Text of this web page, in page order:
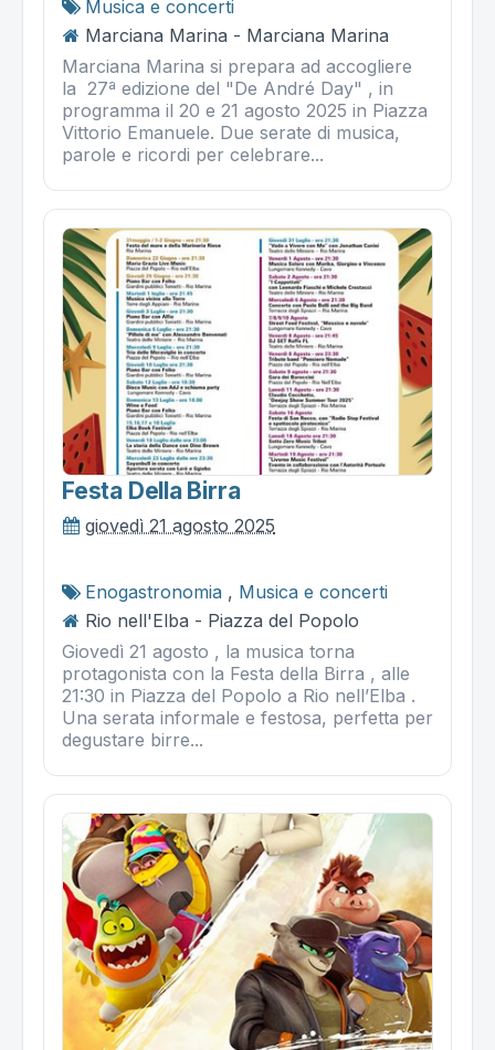
Musica e concerti
Marciana Marina - Marciana Marina
Marciana Marina si prepara ad accogliere
la 27ª edizione del "De André Day" , in
programma il 20 e 21 agosto 2025 in Piazza
Vittorio Emanuele. Due serate di musica,
parole e ricordi per celebrare...
Festa Della Birra
giovedì 21 agosto 2025
Enogastronomia , Musica e concerti
Rio nell'Elba - Piazza del Popolo
Giovedì 21 agosto , la musica torna
protagonista con la Festa della Birra , alle
21:30 in Piazza del Popolo a Rio nell’Elba .
Una serata informale e festosa, perfetta per
degustare birre...